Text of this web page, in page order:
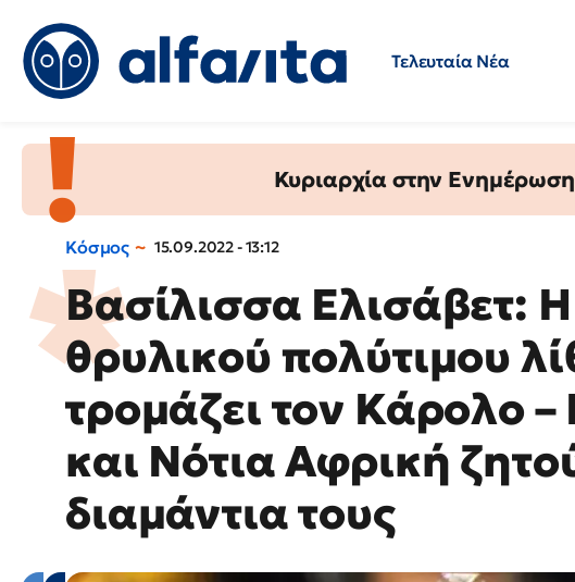
Τελευταία Νέα
Κυριαρχία στην
Κόσμος 15.09.2022 - 13:12
Βασίλισσα Ελισάβετ:
θρυλικού πολύτιμου
τρομάζει τον Κάρολο –
και Νότια Αφρική
διαμάντια τους